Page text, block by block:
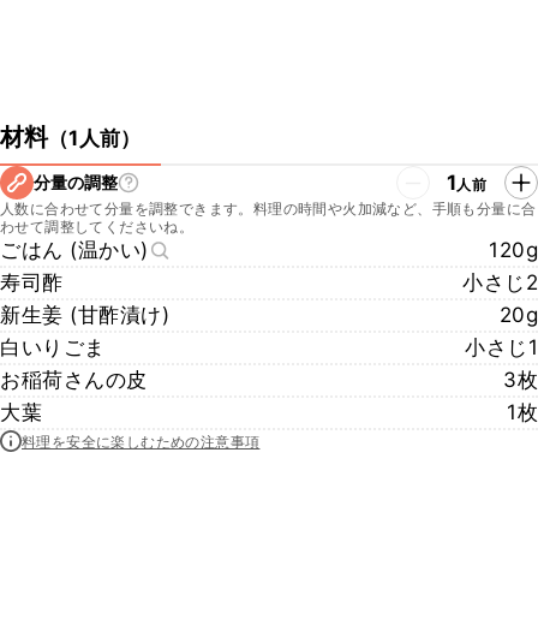
材料（1人前）
分量の調整 1人前
人数に合わせて分量を調整できます。料理の時間や火加減など、手順も分量に合
わせて調整してくださいね。
ごはん (温かい)
120g
寿司酢
小さじ2
新生姜 (甘酢漬け)
20g
白いりごま
小さじ1
お稲荷さんの皮
3枚
大葉
1枚
料理を安全に楽しむための注意事項